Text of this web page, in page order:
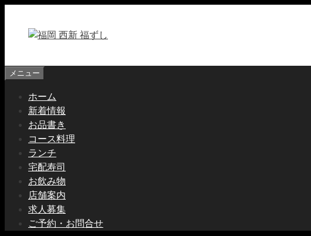
ツ
へ
メニュー
ホーム
新着情報
お品書き
コース料理
ランチ
宅配寿司
お飲み物
店舗案内
求人募集
ご予約・お問合せ